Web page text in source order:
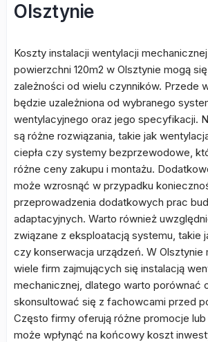
Olsztynie
Koszty instalacji wentylacji
powierzchni 120m2 w Olsztynie mogą
zależności od wielu czynników. Przede
będzie uzależniona od wybranego
wentylacyjnego oraz jego specyfikacji.
są różne rozwiązania, takie jak
ciepła czy systemy bezprzewodowe,
różne ceny zakupu i montażu.
może wzrosnąć w przypadku
przeprowadzenia dodatkowych prac
adaptacyjnych. Warto również
związane z eksploatacją systemu, takie
czy konserwacja urządzeń. W Olsztynie
wiele firm zajmujących się instalacją
mechanicznej, dlatego warto porównać
skonsultować się z fachowcami przed
Często firmy oferują różne promocje lub
może wpłynąć na końcowy koszt